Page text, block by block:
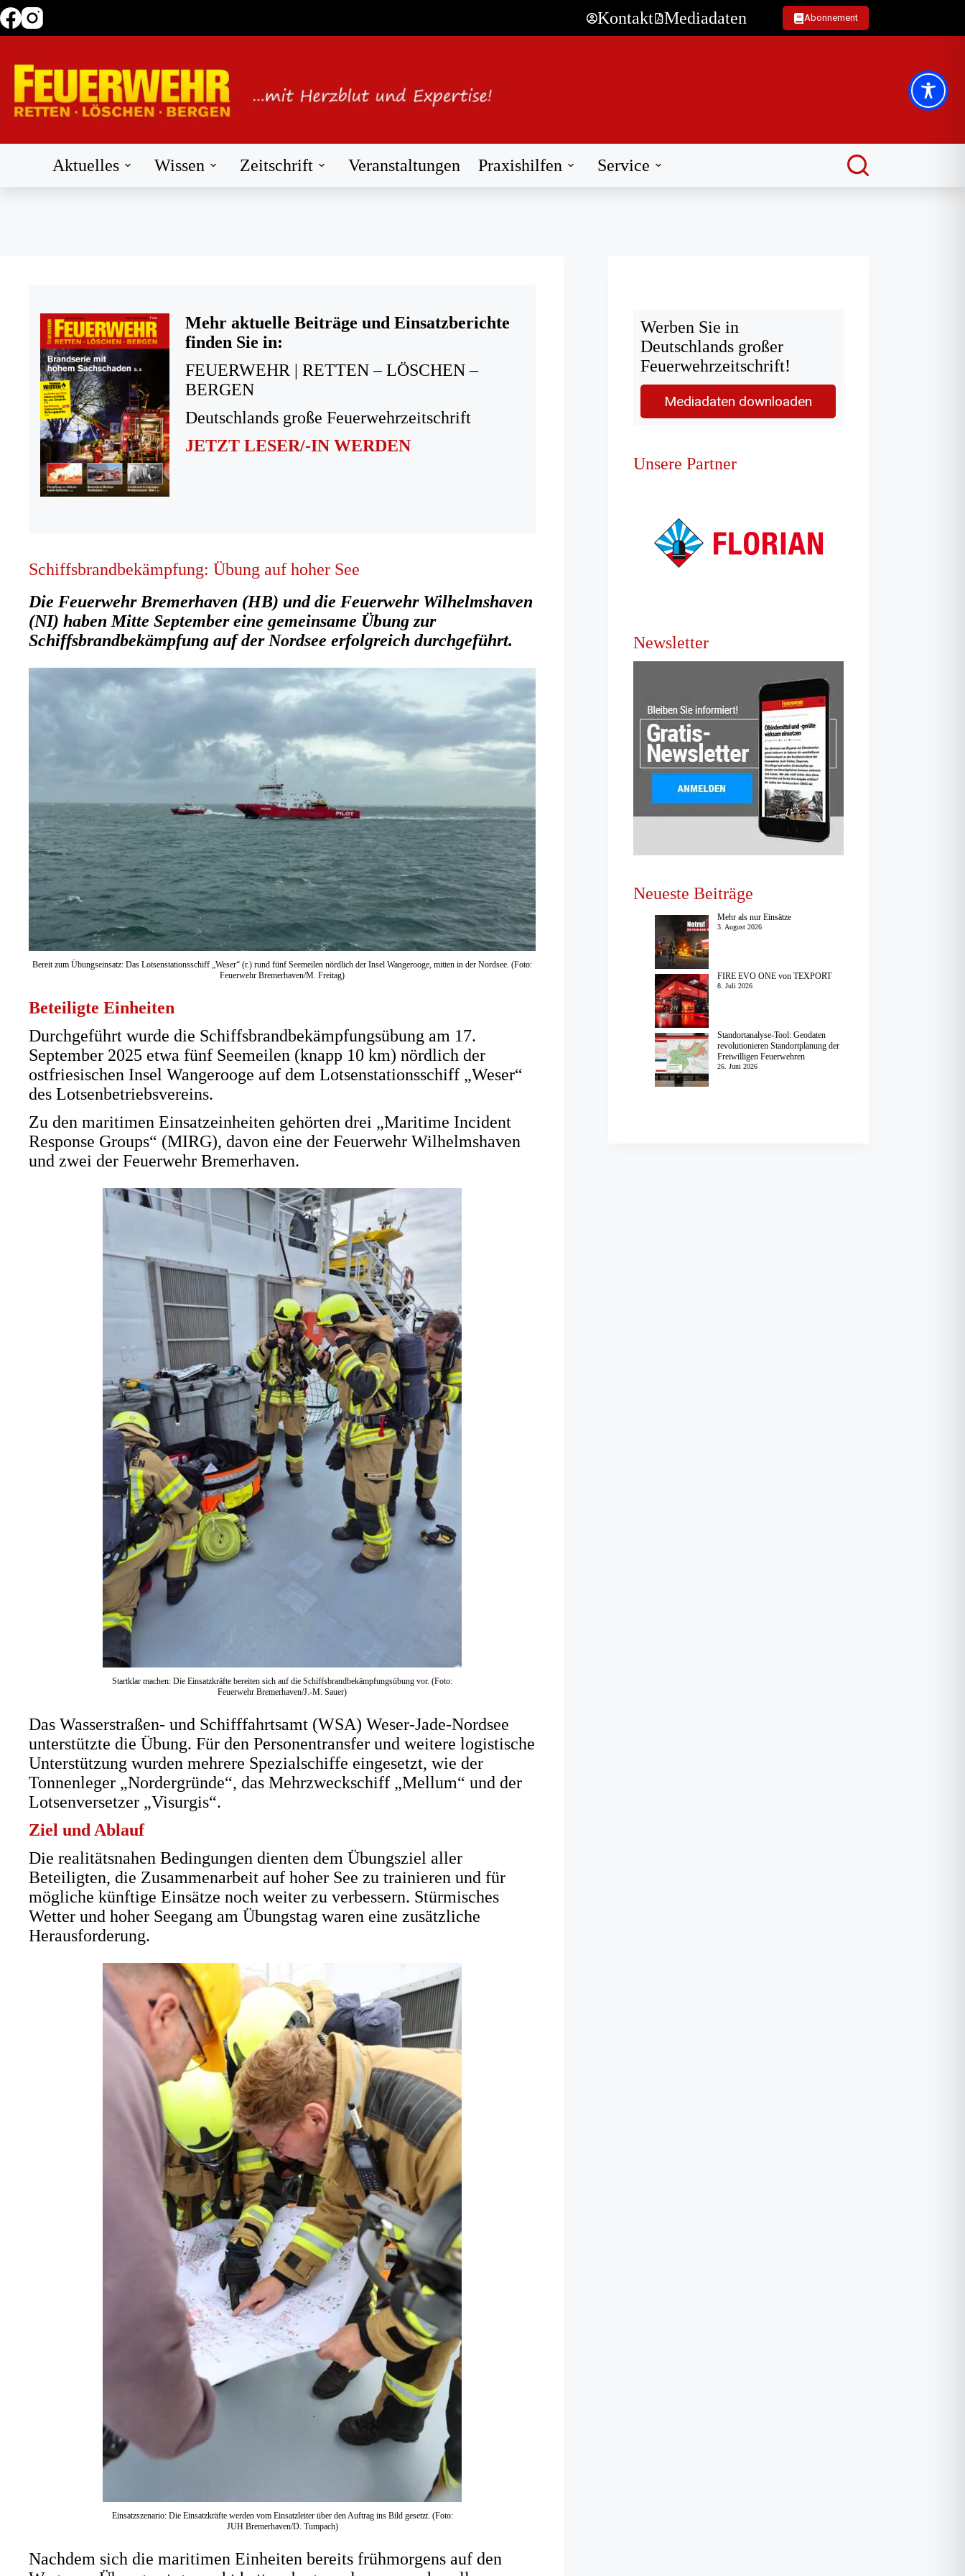
Zum
Inhalt
Kontakt Mediadaten Abonnement
Aktuelles Wissen Zeitschrift Veranstaltungen Praxishilfen Service
Mehr aktuelle Beiträge und Einsatzberichte
finden Sie in:
FEUERWEHR | RETTEN – LÖSCHEN –
BERGEN
Deutschlands große Feuerwehrzeitschrift
JETZT LESER/-IN WERDEN
Schiffsbrandbekämpfung: Übung auf hoher See
Die Feuerwehr Bremerhaven (HB) und die Feuerwehr Wilhelmshaven
(NI) haben Mitte September eine gemeinsame Übung zur
Schiffsbrandbekämpfung auf der Nordsee erfolgreich durchgeführt.
Bereit zum Übungseinsatz: Das Lotsenstationsschiff „Weser“ (r.) rund fünf Seemeilen nördlich der Insel Wangerooge, mitten in der Nordsee. (Foto:
Feuerwehr Bremerhaven/M. Freitag)
Beteiligte Einheiten
Durchgeführt wurde die Schiffsbrandbekämpfungsübung am 17.
September 2025 etwa fünf Seemeilen (knapp 10 km) nördlich der
ostfriesischen Insel Wangerooge auf dem Lotsenstationsschiff „Weser“
des Lotsenbetriebsvereins.
Zu den maritimen Einsatzeinheiten gehörten drei „Maritime Incident
Response Groups“ (MIRG), davon eine der Feuerwehr Wilhelmshaven
und zwei der Feuerwehr Bremerhaven.
Startklar machen: Die Einsatzkräfte bereiten sich auf die Schiffsbrandbekämpfungsübung vor. (Foto:
Feuerwehr Bremerhaven/J.-M. Sauer)
Das Wasserstraßen- und Schifffahrtsamt (WSA) Weser-Jade-Nordsee
unterstützte die Übung. Für den Personentransfer und weitere logistische
Unterstützung wurden mehrere Spezialschiffe eingesetzt, wie der
Tonnenleger „Nordergründe“, das Mehrzweckschiff „Mellum“ und der
Lotsenversetzer „Visurgis“.
Ziel und Ablauf
Die realitätsnahen Bedingungen dienten dem Übungsziel aller
Beteiligten, die Zusammenarbeit auf hoher See zu trainieren und für
mögliche künftige Einsätze noch weiter zu verbessern. Stürmisches
Wetter und hoher Seegang am Übungstag waren eine zusätzliche
Herausforderung.
Einsatzszenario: Die Einsatzkräfte werden vom Einsatzleiter über den Auftrag ins Bild gesetzt. (Foto:
JUH Bremerhaven/D. Tumpach)
Nachdem sich die maritimen Einheiten bereits frühmorgens auf den
Werben Sie in
Deutschlands großer
Feuerwehrzeitschrift!
Mediadaten downloaden
Unsere Partner
Newsletter
Neueste Beiträge
Mehr als nur Einsätze
3. August 2026
FIRE EVO ONE von TEXPORT
8. Juli 2026
Standortanalyse-Tool: Geodaten
revolutionieren Standortplanung der
Freiwilligen Feuerwehren
26. Juni 2026